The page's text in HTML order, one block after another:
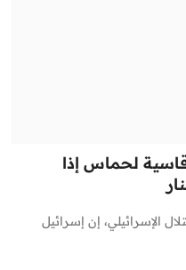
لحماس إذا
الإسرائيلي، إن إسرائيل